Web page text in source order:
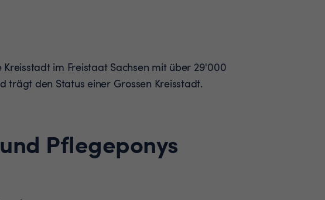
Kreisstadt im Freistaat Sachsen mit über 29'000
trägt den Status einer Grossen Kreisstadt.
Pflegeponys